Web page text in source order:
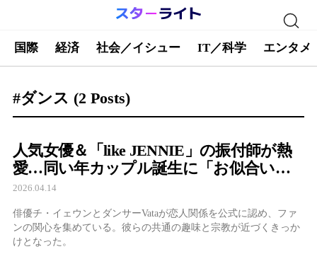
国際 経済 社会／イシュー IT／科学 エンタメ
#ダンス (2 Posts)
人気女優＆「like JENNIE」の振付師が熱
愛…同い年カップル誕生に「お似合い」
の声続出
2026.04.14
俳優チ・イェウンとダンサーVataが恋人関係を公式に認め、ファ
ンの関心を集めている。彼らの共通の趣味と宗教が近づくきっか
けとなった。